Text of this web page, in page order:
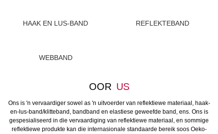
HAAK EN LUS-BAND REFLEKTEBAND
WEBBAND
OOR US
Ons is 'n vervaardiger sowel as 'n uitvoerder van reflektiewe materiaal, haak-
en-lus-band/klitteband, bandband en elastiese geweefde band, ens. Ons is
gespesialiseerd in die vervaardiging van reflektiewe materiaal, en sommige
reflektiewe produkte kan die internasionale standaarde bereik soos Oeko-